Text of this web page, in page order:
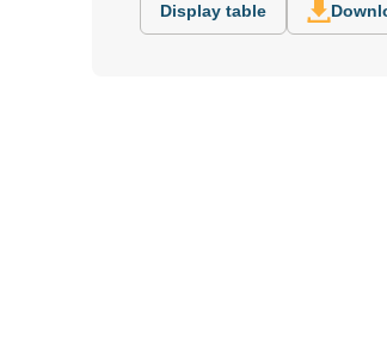
Display table